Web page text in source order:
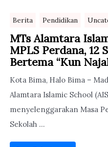
Berita Pendidikan
MTs Alamtara
MPLS Perdana, 12
Bertema “Kun
Kota Bima, Halo Bima –
Alamtara Islamic School
menyelenggarakan Masa
Sekolah ...